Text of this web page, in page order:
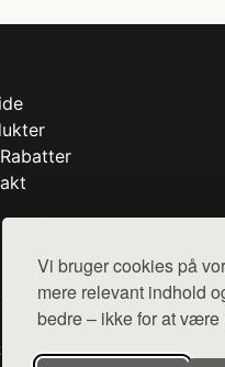
Vi bruger cookies på
mere relevant indhold
bedre – ikke for at være
fra diverse webshops. Der